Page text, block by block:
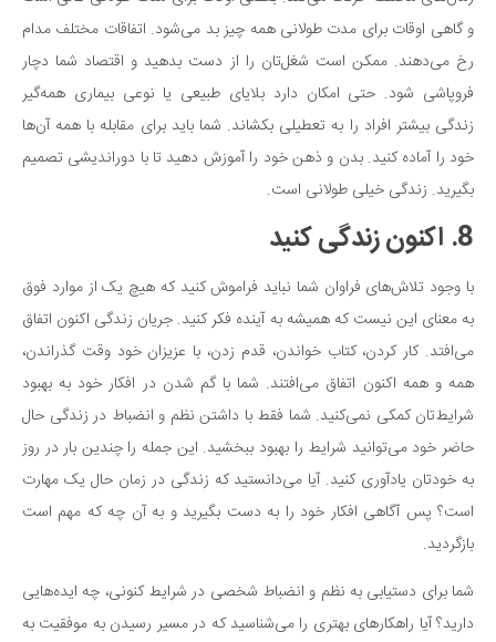
و گاهی اوقات برای مدت طولانی همه چیز بد می‌شود. اتفاقات مختلف مدام
رخ می‌دهند. ممکن است شغل‌تان را از دست بدهید و اقتصاد شما دچار
فروپاشی شود. حتی امکان دارد بلایای طبیعی یا نوعی بیماری همه‌گیر
زندگی بیشتر افراد را به تعطیلی بکشاند. شما باید برای مقابله با همه آن‌ها
خود را آماده کنید. بدن و ذهن خود را آموزش دهید تا با دوراندیشی تصمیم
بگیرید. زندگی خیلی طولانی است.
8. اکنون زندگی کنید
با وجود تلاش‌های فراوان شما نباید فراموش کنید که هیچ یک از موارد فوق
به معنای این نیست که همیشه به آینده فکر کنید. جریان زندگی اکنون اتفاق
می‌افتد. کار کردن، کتاب خواندن، قدم زدن، با عزیزان خود وقت گذراندن،
همه و همه اکنون اتفاق می‌افتند. شما با گم شدن در افکار خود به بهبود
شرایط‌تان کمکی نمی‌کنید. شما فقط با داشتن نظم و انضباط در زندگی حال
حاضر خود می‌توانید شرایط را بهبود ببخشید. این جمله را چندین بار در روز
به خودتان یادآوری کنید. آیا می‌دانستید که زندگی در زمان حال یک مهارت
است؟ پس آگاهی افکار خود را به دست بگیرید و به آن چه که مهم است
بازگردید.
شما برای دستیابی به نظم و انضباط شخصی در شرایط کنونی، چه ایده‌هایی
دارید؟ آیا راهکارهای بهتری را می‌شناسید که در مسیر رسیدن به موفقیت به